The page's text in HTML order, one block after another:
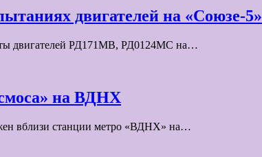
двигателей на «Союзе-5»
двигателей РД171МВ, РД0124МС на…
на ВДНХ
вблизи станции метро «ВДНХ» на…